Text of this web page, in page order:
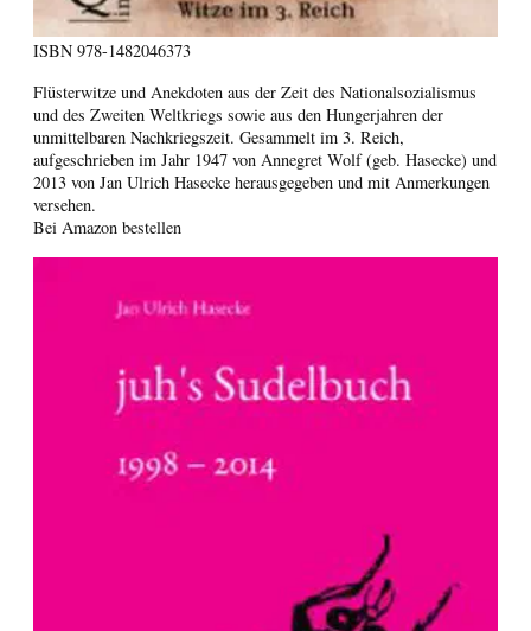
ISBN 978-1482046373
Flüsterwitze und Anekdoten aus der Zeit des Nationalsozialismus
und des Zweiten Weltkriegs sowie aus den Hungerjahren der
unmittelbaren Nachkriegszeit. Gesammelt im 3. Reich,
aufgeschrieben im Jahr 1947 von Annegret Wolf (geb. Hasecke) und
2013 von Jan Ulrich Hasecke herausgegeben und mit Anmerkungen
versehen.
Bei Amazon bestellen